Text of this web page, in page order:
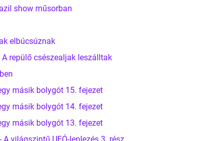
show műsorban
elbúcsúznak
repülő csészealjak leszálltak
másik bolygót 15. fejezet
másik bolygót 14. fejezet
másik bolygót 13. fejezet